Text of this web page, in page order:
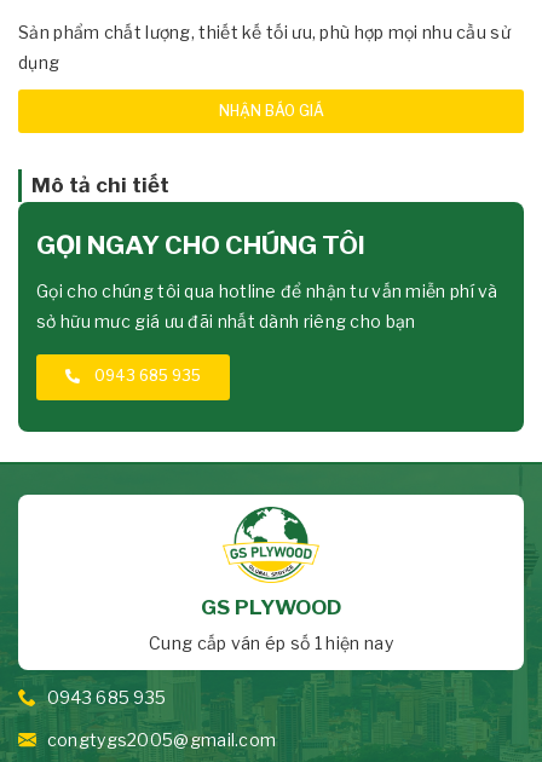
Sản phẩm chất lượng, thiết kế tối ưu, phù hợp mọi nhu cầu sử
dụng
NHẬN BÁO GIÁ
Mô tả chi tiết
GỌI NGAY CHO CHÚNG TÔI
Gọi cho chúng tôi qua hotline để nhận tư vấn miễn phí và
sở hữu mưc giá ưu đãi nhất dành riêng cho bạn
0943 685 935
GS PLYWOOD
Cung cấp ván ép số 1 hiện nay
0943 685 935
congtygs2005@gmail.com